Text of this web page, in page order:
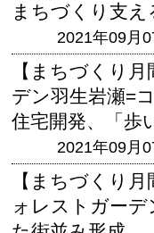
まちづくり支
2021年09月
【まちづくり
デン羽生岩瀬=
住宅開発、「歩
2021年09月
【まちづくり
ォレストガー